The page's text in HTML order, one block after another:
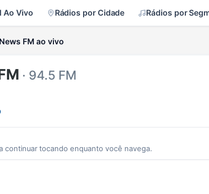
Ao Vivo Rádios por Cidade Rádios por
FM ao vivo
· 94.5 FM
continuar tocando enquanto você navega.